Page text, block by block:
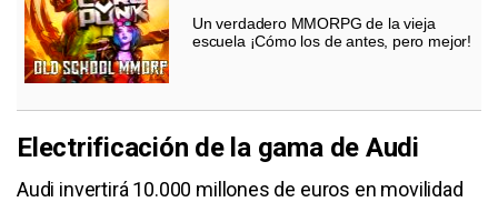
Un verdadero MMORPG de la vieja
escuela ¡Cómo los de antes, pero mejor!
Electrificación de la gama de Audi
Audi invertirá 10.000 millones de euros en movilidad